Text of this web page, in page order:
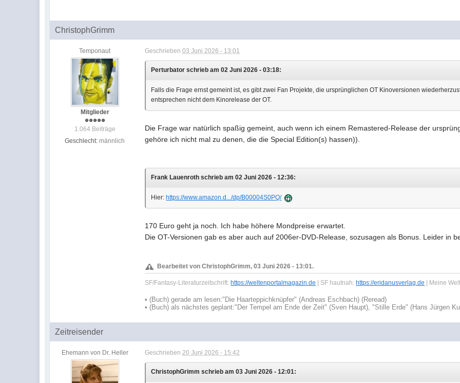
ChristophGrimm
Temponaut
Mitglieder
1.064 Beiträge
Geschlecht: männlich
Geschrieben03 Juni 2026 - 13:01
Perturbator schrieb am 02 Juni 2026 - 03:18:
Falls die Frage ernst gemeint ist, es gibt zwei Fan Projekte, die ursprünglichen OT Kinoversionen
entsprechen nicht dem Kinorelease der OT.
Die Frage war natürlich spaßig gemeint, auch wenn ich einem Remastered-Release der
gehöre ich nicht mal zu denen, die die Special Edition(s) hassen)).
Frank Lauenroth schrieb am 02 Juni 2026 - 12:36:
Hier: https://www.amazon.d.../dp/B00004S0PQ/
170 Euro geht ja noch. Ich habe höhere Mondpreise erwartet.
Die OT-Versionen gab es aber auch auf 2006er-DVD-Release, sozusagen als Bonus. Leider in
Bearbeitet von ChristophGrimm, 03 Juni 2026 - 13:01.
SF/Fantasy-Literaturzeitschrift: https://weltenportalmagazin.de | SF hautnah: https://eridanusverlag.de | Meine
• (Buch) gerade am lesen:"Die Haarteppichknüpfer" (Andreas Eschbach) (Reread)
• (Buch) als nächstes geplant:"Der Tempel am Ende der Zeit" (Sven Haupt), "Stille Erde" (Hans Jürgen
Zeitreisender
Ehemann von Dr. Heller Geschrieben20 Juni 2026 - 15:42
ChristophGrimm schrieb am 03 Juni 2026 - 12:01: